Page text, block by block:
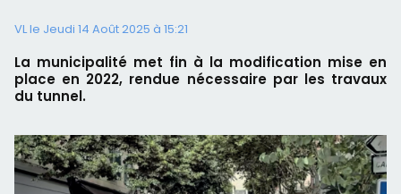
VL le Jeudi 14 Août 2025 à 15:21
La municipalité met fin à la modification mise en
place en 2022, rendue nécessaire par les travaux
du tunnel.